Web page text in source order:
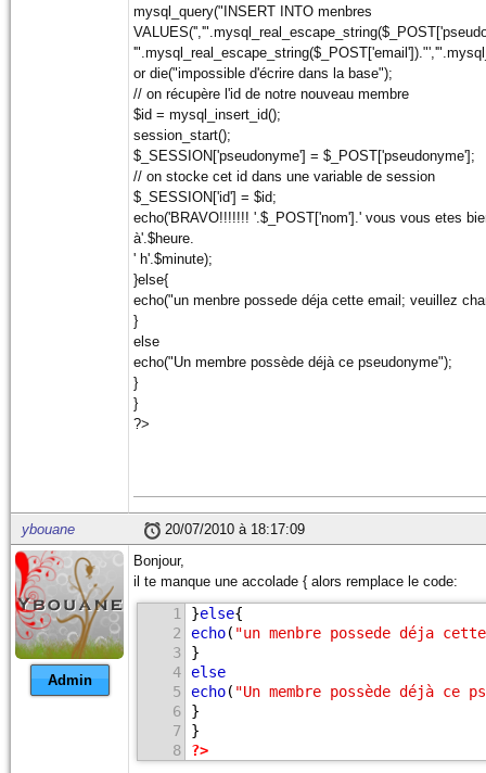
mysql_query("INSERT INTO menbres
or die("impossible d'écrire dans la base");
// on récupère l'id de notre nouveau membre
$id = mysql_insert_id();
session_start();
$_SESSION['pseudonyme'] = $_POST['pseudonyme'];
// on stocke cet id dans une variable de session
$_SESSION['id'] = $id;
echo('BRAVO!!!!!!! '.$_POST['nom'].' vous vous etes
à'.$heure.
' h'.$minute);
}else{
echo("un menbre possede déja cette email; veuillez
}
else
echo("Un membre possède déjà ce pseudonyme");
}
}
?>
ybouane 20/07/2010 à 18:17:09
Admin
Bonjour,
il te manque une accolade { alors remplace le code:
1
2
3
4
5
6
7
8
}else{
echo( "un menbre possede déja
}
else
echo( "Un membre possède déjà ce
}
}
?>